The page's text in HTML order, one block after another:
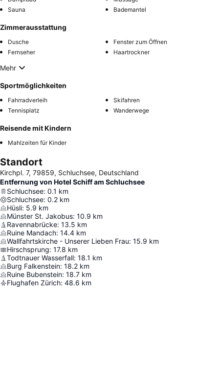
Sauna
Bademantel
Zimmerausstattung
Dusche
Fenster zum Öffnen
Fernseher
Haartrockner
Mehr
Sportmöglichkeiten
Fahrradverleih
Skifahren
Tennisplatz
Wanderwege
Reisende mit Kindern
Mahlzeiten für Kinder
Standort
Kirchpl. 7, 79859, Schluchsee, Deutschland
Entfernung von Hotel Schiff am Schluchsee
Schluchsee: 0.1 km
Schluchsee: 0.2 km
Hüsli: 5.9 km
Münster St. Jakobus: 10.9 km
Ravennabrücke: 13.5 km
Ruine Mandach: 14.4 km
Wallfahrtskirche - Unserer Lieben Frau: 15.9 km
Hirschsprung: 17.8 km
Todtnauer Wasserfall: 18.1 km
Burg Falkenstein: 18.2 km
Ruine Bubenstein: 18.7 km
Flughafen Zürich: 48.6 km